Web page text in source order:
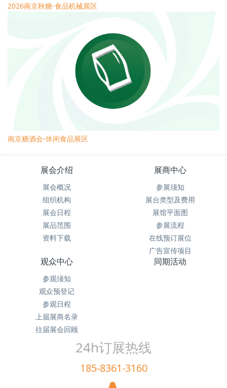
2026南京秋糖-食品机械展区
南京糖酒会-休闲食品展区
展会介绍
展会概况
组织机构
展会日程
展品范围
资料下载
展商中心
参展须知
展台类型及费用
展馆平面图
参展流程
在线预订展位
广告宣传项目
观众中心
参观须知
观众预登记
参观日程
上届展商名录
往届展会回顾
同期活动
24h订展热线
185-8361-3160